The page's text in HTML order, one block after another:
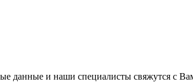
данные и наши специалисты свяжутся с